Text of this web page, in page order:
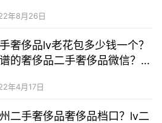
年8月26日
奢侈品lv老花包多少钱一个？
的奢侈品二手奢侈品微信？青
年4月17日
二手奢侈品奢侈品档口？lv二